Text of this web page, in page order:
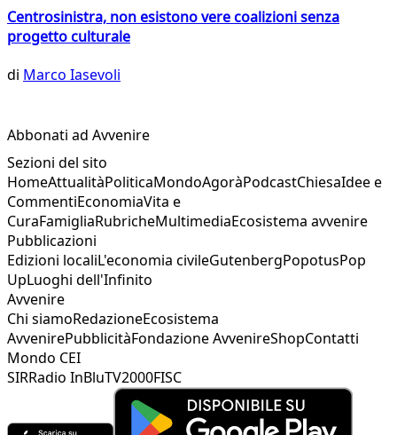
Centrosinistra, non esistono vere coalizioni senza
progetto culturale
di Marco Iasevoli
Abbonati ad Avvenire
Sezioni del sito
HomeAttualitàPoliticaMondoAgoràPodcastChiesaIdee e
CommentiEconomiaVita e
CuraFamigliaRubricheMultimediaEcosistema avvenire
Pubblicazioni
Edizioni localiL'economia civileGutenbergPopotusPop
UpLuoghi dell'Infinito
Avvenire
Chi siamoRedazioneEcosistema
AvvenirePubblicitàFondazione AvvenireShopContatti
Mondo CEI
SIRRadio InBluTV2000FISC